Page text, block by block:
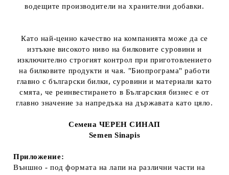
водещите производители на хранителни добавки.
Като най-ценно качество на компанията може да се
изтъкне високото ниво на билковите суровини и
изключително строгият контрол при приготовлението
на билковите продукти и чая. "Биопрограма" работи
главно с български билки, суровини и материали като
смята, че реинвестирането в Българския бизнес е от
главно значение за напредъка на държавата като цяло.
Семена ЧЕРЕН СИНАП
Semen Sinapis
Приложение:
Външно - под формата на лапи на различни части на